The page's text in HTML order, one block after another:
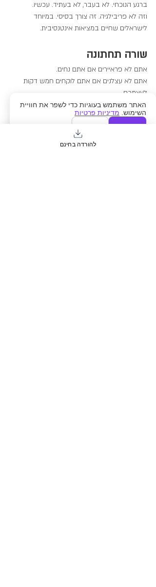
ברגע הנוכחי. לא בעבר, לא בעתיד. עכשיו.
וזה לא פריבילגיה. זה צורך בסיסי. במיוחד
לישראלים שחיים במציאות אינטנסיבית.
שורה תחתונה
אתם לא פראיירים אם אתם נחים.
אתם לא עצלנים אם אתם לוקחים חמש דקות
לעצמכם.
אתם לא מבזבזים זמן אם אתם לא עושים משהו
"פרודוקטיבי" כל רגע.
ההפך הוא הנכון - המנוחה היא מה שמאפשר
לכם להמשיך לרוץ כשצריך. בלעדיה, בסוף משהו
להורדה בחינם
האתר משתמש בעוגיות כדי לשפר את חוויית
השימוש. מדיניות פרטיות
אישור